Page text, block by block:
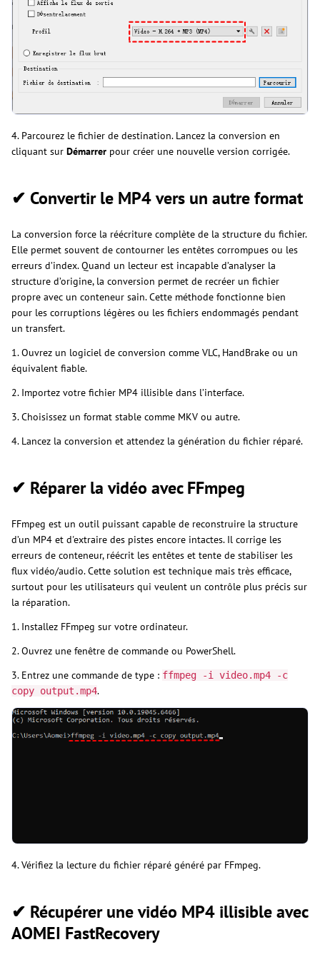
4. Parcourez le fichier de destination. Lancez la conversion en
cliquant sur Démarrer pour créer une nouvelle version corrigée.
✔ Convertir le MP4 vers un autre format
La conversion force la réécriture complète de la structure du fichier.
Elle permet souvent de contourner les entêtes corrompues ou les
erreurs d’index. Quand un lecteur est incapable d’analyser la
structure d’origine, la conversion permet de recréer un fichier
propre avec un conteneur sain. Cette méthode fonctionne bien
pour les corruptions légères ou les fichiers endommagés pendant
un transfert.
1. Ouvrez un logiciel de conversion comme VLC, HandBrake ou un
équivalent fiable.
2. Importez votre fichier MP4 illisible dans l’interface.
3. Choisissez un format stable comme MKV ou autre.
4. Lancez la conversion et attendez la génération du fichier réparé.
✔ Réparer la vidéo avec FFmpeg
FFmpeg est un outil puissant capable de reconstruire la structure
d’un MP4 et d'extraire des pistes encore intactes. Il corrige les
erreurs de conteneur, réécrit les entêtes et tente de stabiliser les
flux vidéo/audio. Cette solution est technique mais très efficace,
surtout pour les utilisateurs qui veulent un contrôle plus précis sur
la réparation.
1. Installez FFmpeg sur votre ordinateur.
2. Ouvrez une fenêtre de commande ou PowerShell.
3. Entrez une commande de type : ffmpeg -i video.mp4 -c
copy output.mp4.
4. Vérifiez la lecture du fichier réparé généré par FFmpeg.
✔ Récupérer une vidéo MP4 illisible avec
AOMEI FastRecovery